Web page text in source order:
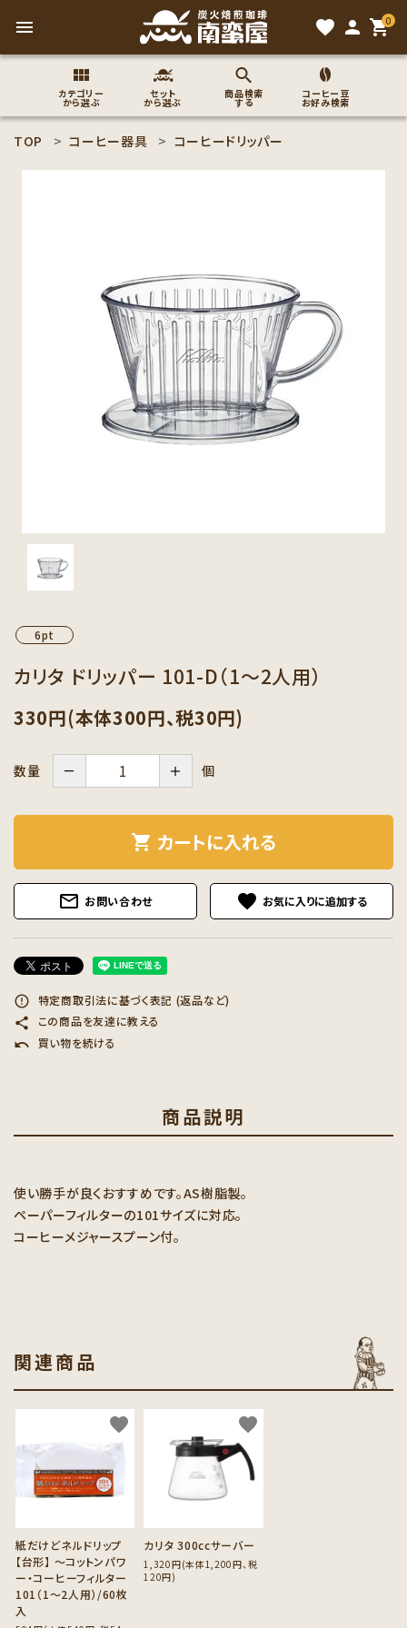
menu favorite person 0
shopping_cart
カテゴリー
から選ぶ
セット
から選ぶ
商品検索
する
コーヒー豆
お好み検索
search
person 新規会員登録
コーヒー豆のこだわり
コーヒー豆お好み検索
カテゴリーから探す
インフォメーション
TOP コーヒー器具 コーヒードリッパー
6pt
カリタ ドリッパー 101-D（1～2人用）
330円(本体300円、税30円)
数量 － ＋ 個
shopping_cart カートに入れる
mail_outline お問い合わせ favorite
error_outline 特定商取引法に基づく表記 (返品など)
share この商品を友達に教える
undo 買い物を続ける
商品説明
使い勝手が良くおすすめです。AS樹脂製。
ペーパーフィルターの101サイズに対応。
コーヒーメジャースプーン付。
関連商品
紙だけどネルドリップ
【台形】 ～コットンパワ
ー・コーヒーフィルター
101（1～2人用）/60枚
入
favorite
カリタ 300ccサーバー
1,320円(本体1,200円、税
120円)
favorite